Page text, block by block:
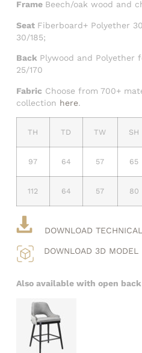
Frame Beech/oak wood and
Seat Fiberboard+ Polyether
30/185;
Back Plywood and Polyether
25/170
FabricChoose from 700+
collection here.
TH TD TW SH
97 64 57 65
112 64 57 80
DOWNLOAD
DOWNLOAD 3D MODEL
Also available with open back